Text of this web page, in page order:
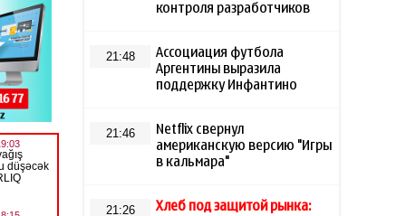
контроля разработчиков
21:48
Ассоциация футбола
Аргентины выразила
поддержку Инфантино
21:46
Netflix свернул
американскую версию "Игры
в кальмара"
21:26
Хлеб под защитой рынка: